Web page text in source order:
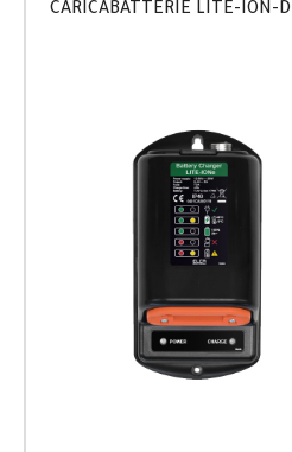
CARICABATTERIE LITE-ION-D